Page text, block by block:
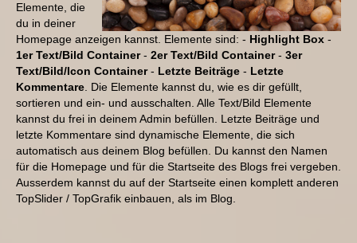
Elemente, die
du in deiner
Homepage anzeigen kannst. Elemente sind: - Highlight Box -
1er Text/Bild Container- 2er Text/Bild Container- 3er
Text/Bild/Icon Container- Letzte Beiträge - Letzte
Kommentare . Die Elemente kannst du, wie es dir gefüllt,
sortieren und ein- und ausschalten. Alle Text/Bild Elemente
kannst du frei in deinem Admin befüllen. Letzte Beiträge und
letzte Kommentare sind dynamische Elemente, die sich
automatisch aus deinem Blog befüllen. Du kannst den Namen
für die Homepage und für die Startseite des Blogs frei vergeben.
Ausserdem kannst du auf der Startseite einen komplett anderen
TopSlider / TopGrafik einbauen, als im Blog.